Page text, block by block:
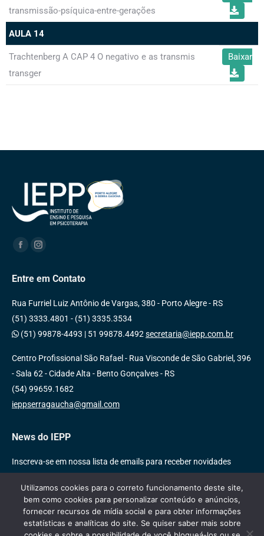
transmissão-psíquica-entre-gerações
AULA 14
Trachtenberg A CAP 4 O negativo e as transmis
transger
Baixar
Encontre-nos em:
Entre em Contato
Rua Furriel Luiz Antônio de Vargas, 380 - Porto Alegre - RS
(51) 3333.4801 - (51) 3335.3534
(51) 99878-4493 | 51 99878.4492 secretaria@iepp.com.br
Centro Profissional São Rafael - Rua Visconde de São Gabriel, 396
- Sala 62 - Cidade Alta - Bento Gonçalves - RS
(54) 99659.1682
ieppserragaucha@gmail.com
News do IEPP
Inscreva-se em nossa lista de emails para receber novidades
Utilizamos cookies para o correto funcionamento deste site,
bem como cookies para personalizar conteúdo e anúncios,
fornecer recursos de mídia social e para obter informações
estatísticas e analíticas do site. Se quiser saber mais sobre